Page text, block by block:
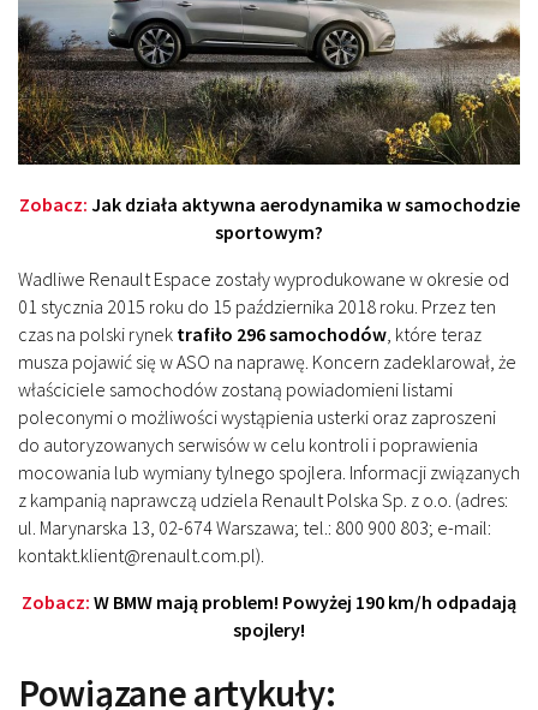
Zobacz: Jak działa aktywna aerodynamika w samochodzie
sportowym?
Wadliwe Renault Espace zostały wyprodukowane w okresie od
01 stycznia 2015 roku do 15 października 2018 roku. Przez ten
czas na polski rynek trafiło 296 samochodów, które teraz
musza pojawić się w ASO na naprawę. Koncern zadeklarował, że
właściciele samochodów zostaną powiadomieni listami
poleconymi o możliwości wystąpienia usterki oraz zaproszeni
do autoryzowanych serwisów w celu kontroli i poprawienia
mocowania lub wymiany tylnego spojlera. Informacji związanych
z kampanią naprawczą udziela Renault Polska Sp. z o.o. (adres:
ul. Marynarska 13, 02-674 Warszawa; tel.: 800 900 803; e-mail:
kontakt.klient@renault.com.pl).
Zobacz: W BMW mają problem! Powyżej 190 km/h odpadają
spojlery!
Powiązane artykuły: